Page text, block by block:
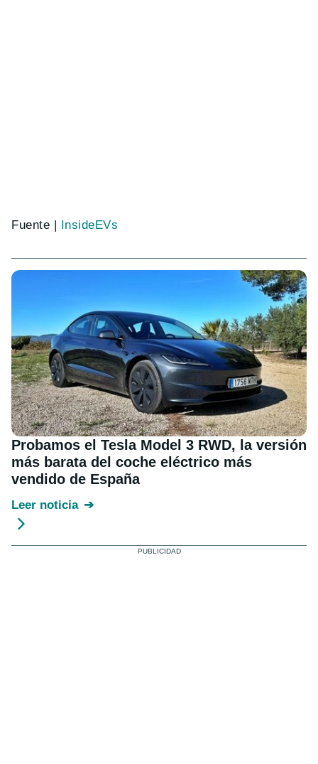
Fuente | InsideEVs
Probamos el Tesla Model 3 RWD, la versión
más barata del coche eléctrico más
vendido de España
Leer noticia